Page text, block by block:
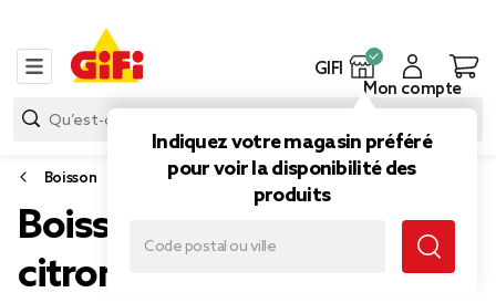
GIFI
Indiquez votre magasin préféré
pour voir la disponibilité des
produits
Mon compte
Boisson
Boisson gazeuse Fanta
citron canette 33cl